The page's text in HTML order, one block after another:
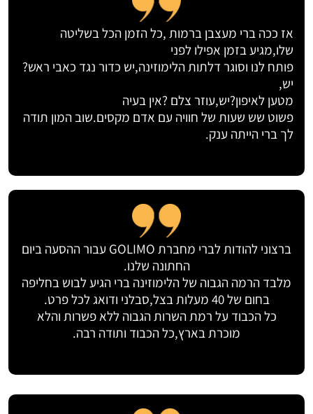
אז ככה ברי מעצבן ברמות ,כל הזמן הכל בשליטה
שלו,מגיע בזמן אפילו לפני
פותח לנו וסוגר דלתות הלימוזינה,יש כדור נגד כאבי ראש?
יש,
מטען לאיפון?יש,עוזר צלם ?אין בעיה
פשוט שש שעות של חוויה עם אדם מקסים.שוב המון תודה
לך ברי הייתה ענק.
ברצוני להודות לברי מחברת GOLIMO עבור ההסעה ביום
החתונה שלנו.
מלבד הרמה הגבוה של הלימוזינה ברי הגיע לבוש בחליפה
בחום של 40 מעלות בצל,סבלני ודואג לכל פרט.
כל הכבוד על רמת השרות הגבוה ללא פשרות והלא
מוכרת בארץ,כל הכבוד ותודה רבה.